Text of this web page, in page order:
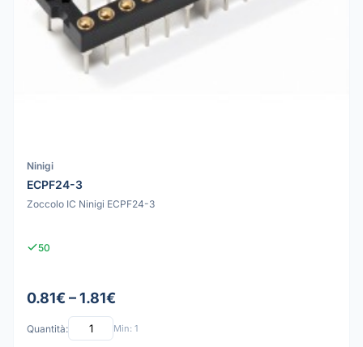
Ninigi
ECPF24-3
Zoccolo IC Ninigi ECPF24-3
50
0.81€ – 1.81€
Quantità: Min: 1